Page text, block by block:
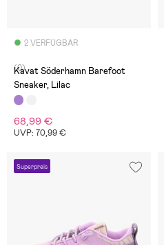
2 VERFÜGBAR
(0)
Kavat Söderhamn Barefoot
Sneaker, Lilac
68,99 €
UVP: 70,99 €
Superpreis